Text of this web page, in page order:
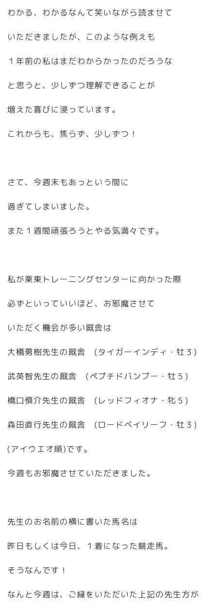
わかる、わかるなんて笑いながら読ませて
いただきましたが、このような例えも
１年前の私はまだわからかったのだろうな
と思うと、少しずつ理解できることが
増えた喜びに浸っています。
これからも、焦らず、少しずつ！
さて、今週末もあっという間に
過ぎてしまいました。
また１週間頑張ろうとやる気満々です。
私が栗東トレーニングセンターに向かった際
必ずといっていいほど、お邪魔させて
いただく機会が多い厩舎は
大橋勇樹先生の厩舎 (タイガーインディ・牡３)
武英智先生の厩舎 (ペプチドバンブー・牡５)
橋口慎介先生の厩舎 (レッドフィオナ・牝５)
森田直行先生の厩舎 (ロードベイリーフ・牡３)
(アイウエオ順)です。
今週もお邪魔させていただきました。
先生のお名前の横に書いた馬名は
昨日もしくは今日、１着になった競走馬。
そうなんです！
なんと今週は、ご縁をいただいた上記の先生方が